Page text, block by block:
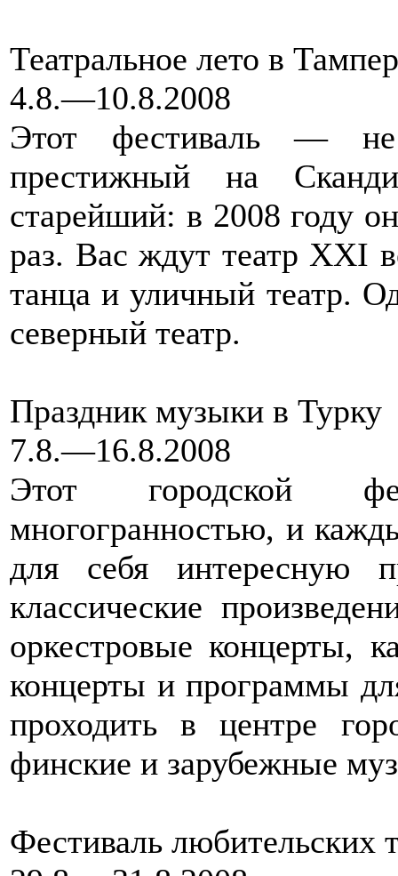
Театральное лето в
4.8.—10.8.2008
Этот фестиваль —
престижный на
старейший: в 2008 году
раз. Вас ждут театр XXI
танца и уличный театр.
северный театр.
Праздник музыки в Турку
7.8.—16.8.2008
Этот городской
многогранностью, и
для себя интересную
классические
оркестровые концерты,
концерты и программы
проходить в центре
финские и зарубежные
Фестиваль любительских